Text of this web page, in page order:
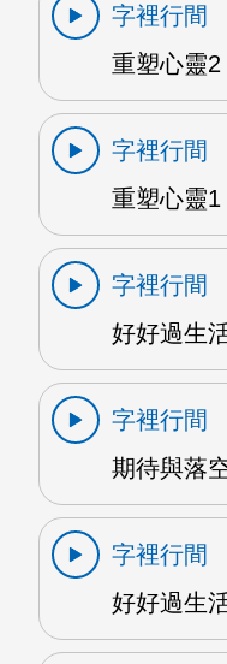
字裡行間
重塑心靈
字裡行間
重塑心靈
字裡行間
好好過生
字裡行間
期待與落
字裡行間
好好過生